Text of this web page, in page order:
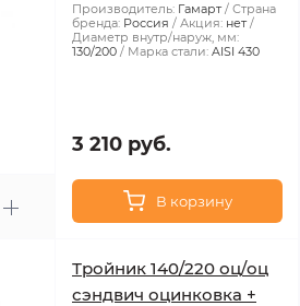
Производитель: Гамарт
Страна
бренда: Россия Акция: нет
Диаметр внутр/наруж, мм:
130/200
Марка стали: AISI 430
3 210 руб.
В корзину
Тройник 140/220 оц/оц
сэндвич оцинковка +